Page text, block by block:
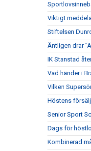
Viktigt
Stiftelsen
Äntligen drar
IK Stanstad
Vad händer i
Vilken
Höstens
Senior Sport
Dags för
Kombinerad